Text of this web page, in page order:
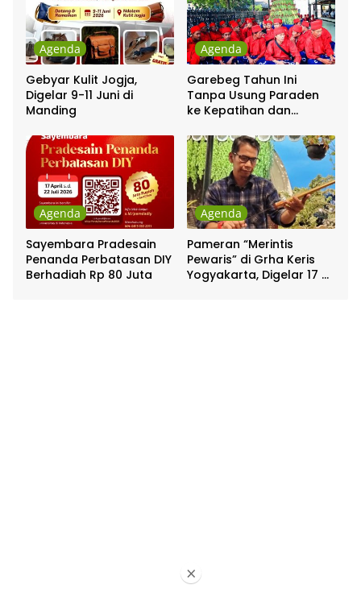
Agenda
Gebyar Kulit Jogja,
Digelar 9-11 Juni di
Manding
Agenda
Garebeg Tahun Ini
Tanpa Usung Paraden
ke Kepatihan dan
Agenda
Sayembara Pradesain
Penanda Perbatasan DIY
Berhadiah Rp 80 Juta
Agenda
Pameran “Merintis
Pewaris” di Grha Keris
Yogyakarta, Digelar 17 –
×